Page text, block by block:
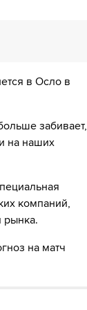
Вулф
в Осло в
забивает,
на наших
компаний,
рынка.
на матч